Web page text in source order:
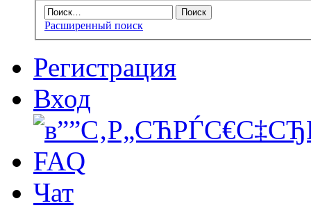
Расширенный поиск
Регистрация
Вход
FAQ
Чат